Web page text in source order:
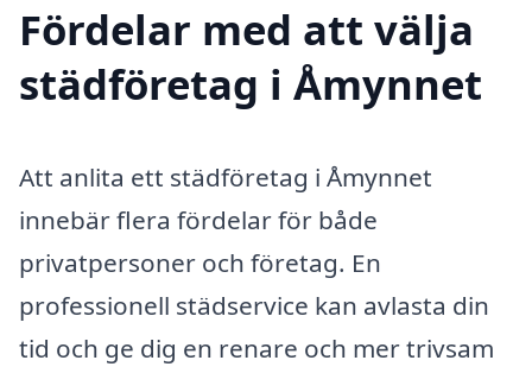
Fördelar med att välja
städföretag i Åmynnet
Att anlita ett städföretag i Åmynnet
innebär flera fördelar för både
privatpersoner och företag. En
professionell städservice kan avlasta din
tid och ge dig en renare och mer trivsam